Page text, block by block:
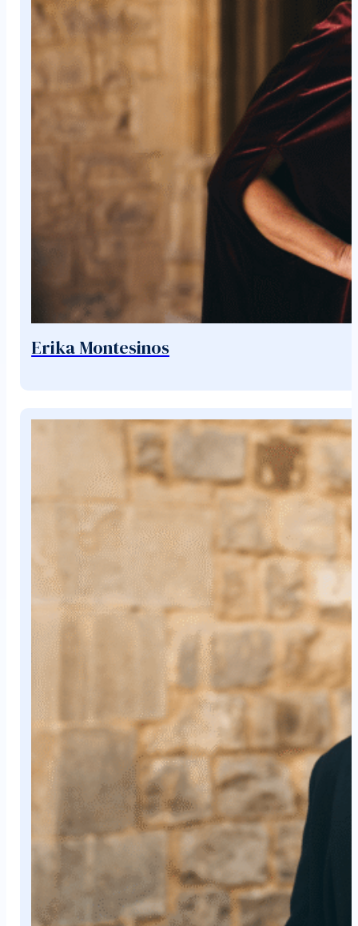
Erika Montesinos